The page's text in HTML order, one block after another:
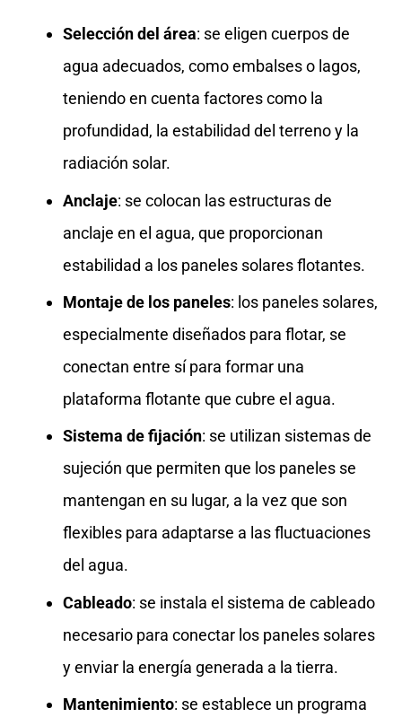
Selección del área: se eligen cuerpos de
agua adecuados, como embalses o lagos,
teniendo en cuenta factores como la
profundidad, la estabilidad del terreno y la
radiación solar.
Anclaje: se colocan las estructuras de
anclaje en el agua, que proporcionan
estabilidad a los paneles solares flotantes.
Montaje de los paneles: los paneles solares,
especialmente diseñados para flotar, se
conectan entre sí para formar una
plataforma flotante que cubre el agua.
Sistema de fijación: se utilizan sistemas de
sujeción que permiten que los paneles se
mantengan en su lugar, a la vez que son
flexibles para adaptarse a las fluctuaciones
del agua.
Cableado: se instala el sistema de cableado
necesario para conectar los paneles solares
y enviar la energía generada a la tierra.
Mantenimiento: se establece un programa